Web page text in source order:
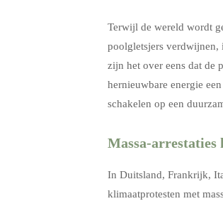
Terwijl de wereld wordt
poolgletsjers verdwijnen,
zijn het over eens dat de
hernieuwbare energie
schakelen op een
Massa-arrestaties
In Duitsland, Frankrijk,
klimaatprotesten met